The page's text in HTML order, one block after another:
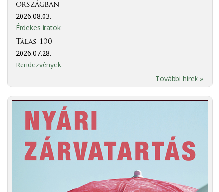
országban
2026.08.03.
Érdekes iratok
Tálas 100
2026.07.28.
Rendezvények
További hírek »